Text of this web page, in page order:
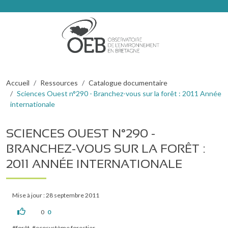
Fil d'Ariane
Accueil Ressources
Catalogue documentaire
Sciences Ouest n°290 - Branchez-vous sur la forêt : 2011 Année
internationale
SCIENCES OUEST N°290 -
BRANCHEZ-VOUS SUR LA FORÊT :
2011 ANNÉE INTERNATIONALE
Mise à jour : 28 septembre 2011
0 0